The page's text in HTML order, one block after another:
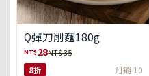
Q彈刀削麵180g
NT$ 28NT$ 35
8折 月銷 10